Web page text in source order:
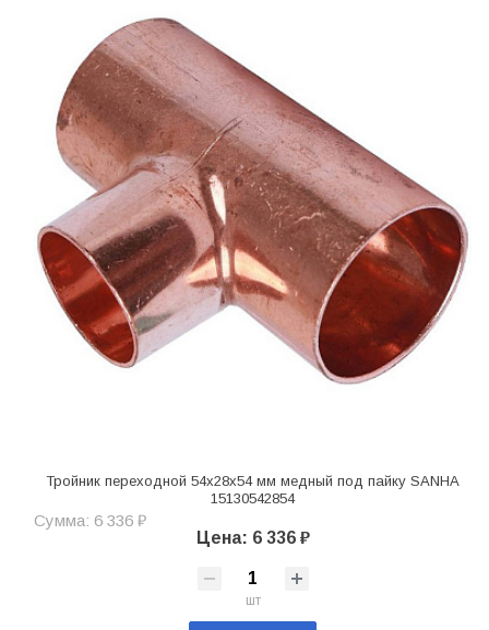
Тройник переходной 54x28x54 мм медный под пайку SANHA
15130542854
Сумма: 6 336 ₽
Цена: 6 336 ₽
шт